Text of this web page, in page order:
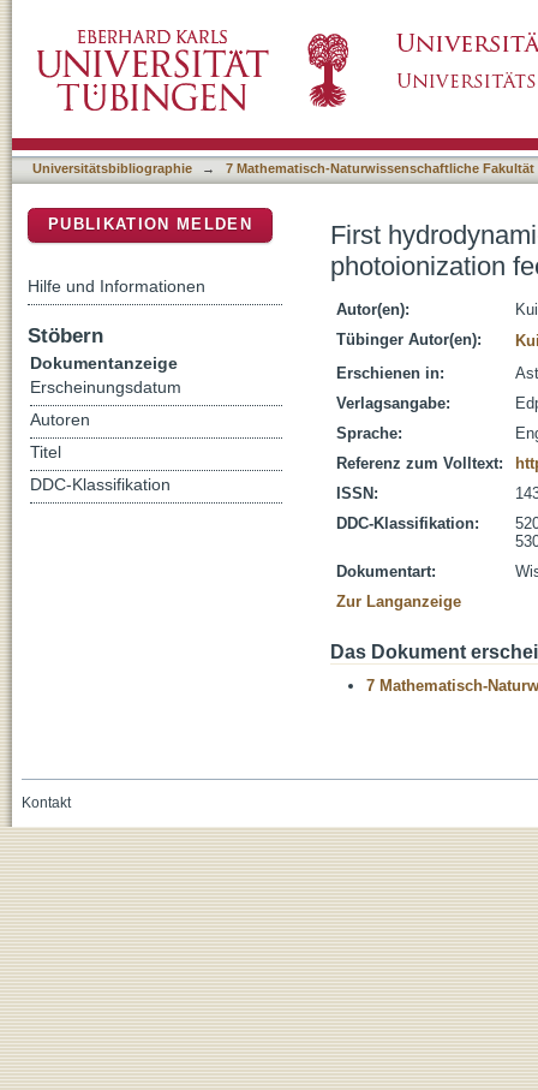
formation
Universitätsbibliographie → 7 Mathematisch-Naturwissenschaftliche Fakultät
First
photoionization
Autor(en):
Tübinger Autor(en):
Erschienen in:
Verlagsangabe:
Sprache:
Referenz zum Volltext:
ISSN:
DDC-Klassifikation:
Dokumentart:
Zur Langanzeige
Das Dokument
7 Mathematisch-
PUBLIKATION MELDEN
Hilfe und Informationen
Stöbern
Dokumentanzeige
Erscheinungsdatum
Autoren
Titel
DDC-Klassifikation
Kontakt